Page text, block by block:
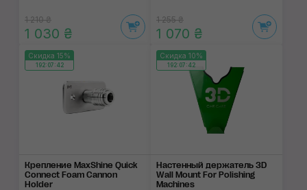
1 210 ₴
1 030 ₴
1 255 ₴
1 070 ₴
Скидка 15%
192:07:42
Крепление MaxShine Quick
Connect Foam Cannon
Holder
Скидка 10%
192:07:42
Настенный держатель 3D
Wall Mount For Polishing
Machines